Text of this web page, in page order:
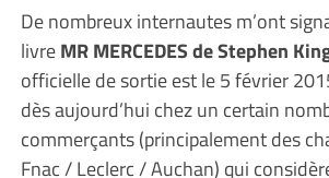
De nombreux internautes m’ont
livreMR MERCEDES de Stephen
officielle de sortie est le 5 février
dès aujourd’hui chez un certain
commerçants (principalement des
Fnac / Leclerc / Auchan) qui